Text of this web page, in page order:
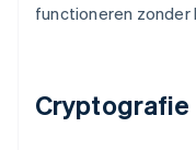
functioneren zonder
Cryptografie